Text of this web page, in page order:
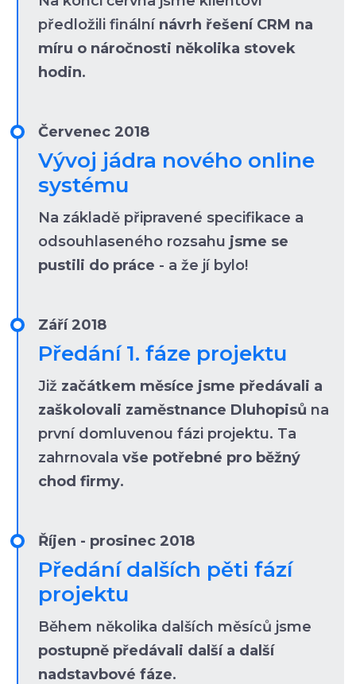
předložili finální návrh řešení CRM na
míru o náročnosti několika stovek
hodin.
Červenec 2018
Vývoj jádra nového online
systému
Na základě připravené specifikace a
odsouhlaseného rozsahu jsme se
pustili do práce - a že jí bylo!
Září 2018
Předání 1. fáze projektu
Již začátkem měsíce jsme předávali a
zaškolovali zaměstnance Dluhopisů na
první domluvenou fázi projektu. Ta
zahrnovalavše potřebné pro běžný
chod firmy.
Říjen - prosinec 2018
Předání dalších pěti fází
projektu
Během několika dalších měsíců jsme
postupně předávali další a další
nadstavbové fáze.